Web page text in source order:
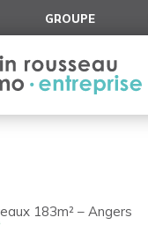
GROUPE
183m² – Angers